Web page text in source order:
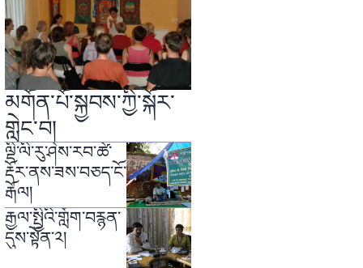
མགོན་པོ་སྐྱབས་ཀྱི་སྐོར་
གླེང་བ།
ལྡི་ལི་རུ་ཤེས་རབ་ཚེ་
རྡོར་ནས་ཟས་བཅད་ངོ་
རྒོལ།
རྒྱལ་སྤྱིའི་གློག་བརྙན་
དུས་སྟོན་༢།